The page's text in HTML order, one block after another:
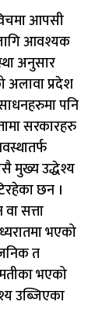
आपसी
आवश्यक
अनुसार
अलावा प्रदेश
पनि
सरकारहरु
मुख्य उद्धेश्य
छन ।
सत्ता
भएको
त
भएको
उब्जिएका